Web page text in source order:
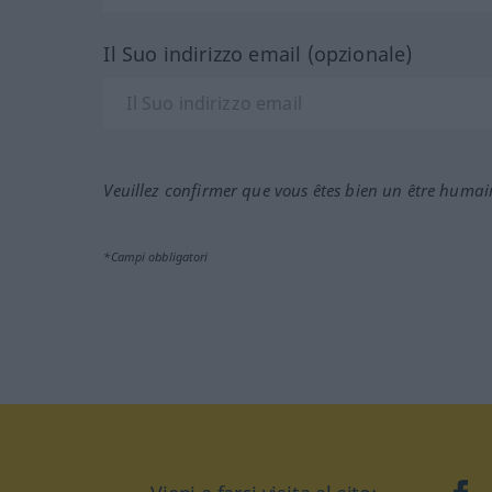
Il Suo indirizzo email (opzionale)
Veuillez confirmer que vous êtes bien un être
*Campi obbligatori